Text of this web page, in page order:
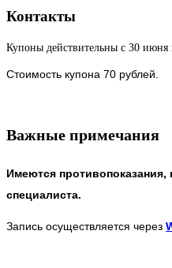
Контакты
Купоны действительны с 30 июня
Стоимость купона 70 рублей.
Важные примечания
Имеются противопоказания,
специалиста.
Запись осуществляется через